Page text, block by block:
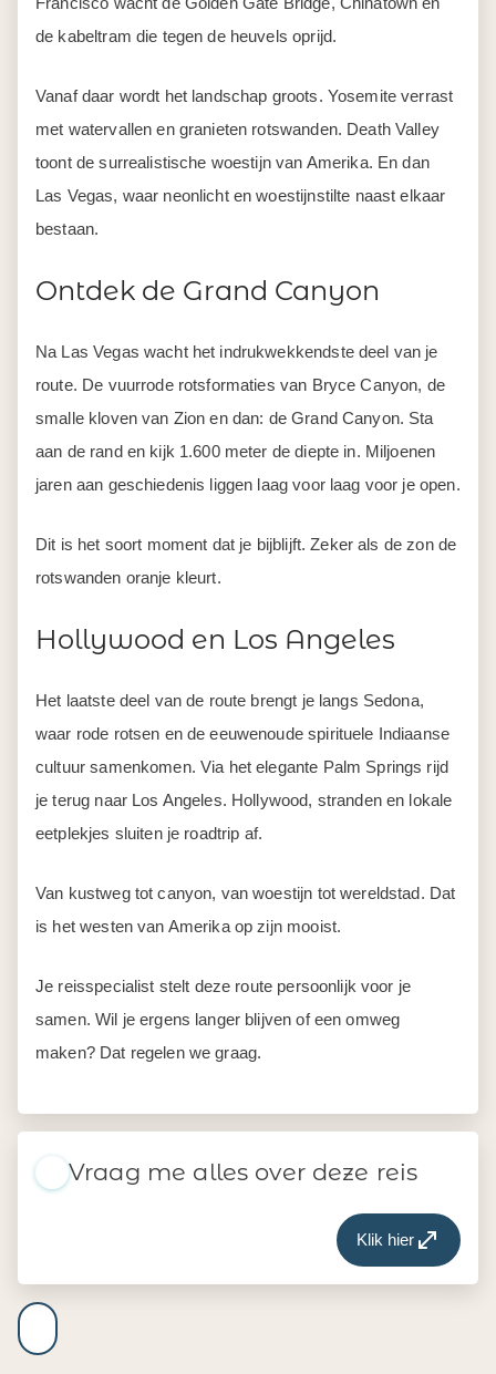
de kabeltram die tegen de heuvels oprijd.
Vanaf daar wordt het landschap groots. Yosemite verrast
met watervallen en granieten rotswanden. Death Valley
toont de surrealistische woestijn van Amerika. En dan
Las Vegas, waar neonlicht en woestijnstilte naast elkaar
bestaan.
Ontdek de Grand Canyon
Na Las Vegas wacht het indrukwekkendste deel van je
route. De vuurrode rotsformaties van Bryce Canyon, de
smalle kloven van Zion en dan: de Grand Canyon. Sta
aan de rand en kijk 1.600 meter de diepte in. Miljoenen
jaren aan geschiedenis liggen laag voor laag voor je open.
Dit is het soort moment dat je bijblijft. Zeker als de zon de
rotswanden oranje kleurt.
Hollywood en Los Angeles
Het laatste deel van de route brengt je langs Sedona,
waar rode rotsen en de eeuwenoude spirituele Indiaanse
cultuur samenkomen. Via het elegante Palm Springs rijd
je terug naar Los Angeles. Hollywood, stranden en lokale
eetplekjes sluiten je roadtrip af.
Van kustweg tot canyon, van woestijn tot wereldstad. Dat
is het westen van Amerika op zijn mooist.
Je reisspecialist stelt deze route persoonlijk voor je
samen. Wil je ergens langer blijven of een omweg
maken? Dat regelen we graag.
Vraag me alles over deze reis
Klik hier